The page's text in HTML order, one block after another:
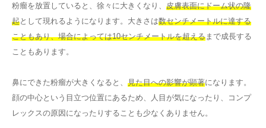
粉瘤を放置していると、徐々に大きくなり、 皮膚表面にドーム状の隆
起として現れるようになります。大きさは数センチメートルに達する
こともあり、場合によっては10センチメートルを超える まで成長する
こともあります。
鼻にできた粉瘤が大きくなると、 見た目への影響が顕著になります。
顔の中心という目立つ位置にあるため、人目が気になったり、コンプ
レックスの原因になったりすることも少なくありません。